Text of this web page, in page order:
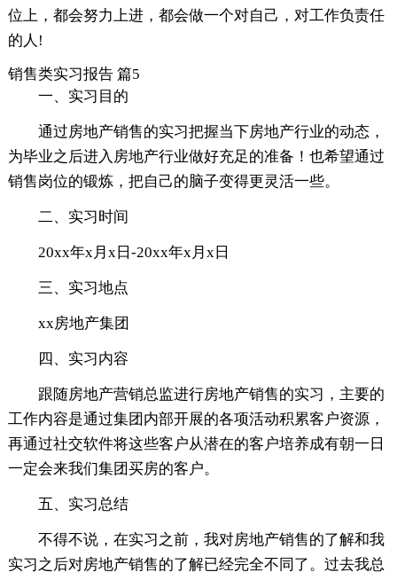
位上，都会努力上进，都会做一个对自己，对工作负责任
的人!
销售类实习报告 篇5
一、实习目的
通过房地产销售的实习把握当下房地产行业的动态，
为毕业之后进入房地产行业做好充足的准备！也希望通过
销售岗位的锻炼，把自己的脑子变得更灵活一些。
二、实习时间
20xx年x月x日-20xx年x月x日
三、实习地点
xx房地产集团
四、实习内容
跟随房地产营销总监进行房地产销售的实习，主要的
工作内容是通过集团内部开展的各项活动积累客户资源，
再通过社交软件将这些客户从潜在的客户培养成有朝一日
一定会来我们集团买房的客户。
五、实习总结
不得不说，在实习之前，我对房地产销售的了解和我
实习之后对房地产销售的了解已经完全不同了。过去我总